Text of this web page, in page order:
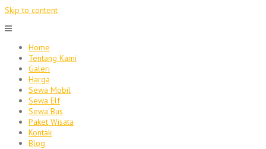
Skip to content
Home
Tentang Kami
Galeri
Harga
Sewa Mobil
Sewa Elf
Sewa Bus
Paket Wisata
Kontak
Blog